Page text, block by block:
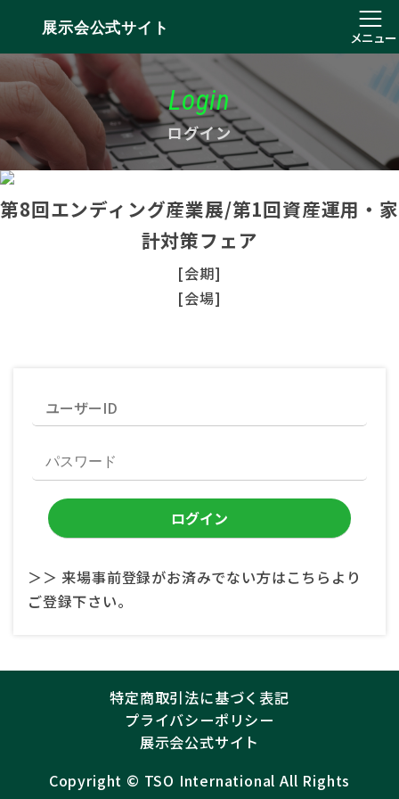
展示会公式サイト
メニュー
Login
ログイン
第8回エンディング産業展/第1回資産運用・家
計対策フェア
[会期]
[会場]
＞＞ 来場事前登録がお済みでない方はこちらより
ご登録下さい。
特定商取引法に基づく表記
プライバシーポリシー
展示会公式サイト
Copyright ©︎ TSO International All Rights